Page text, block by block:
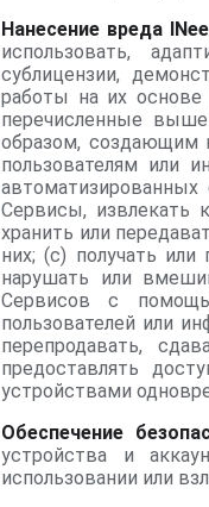
Нанесение вреда
использовать,
сублицензии,
работы на их
перечисленные
образом, создающим
пользователям или
Сервисы, извлекать
хранить или
них; (c) получать
нарушать или
Сервисов с
пользователей или
перепродавать,
предоставлять
устройствами
Обеспечение
устройства и
использовании или